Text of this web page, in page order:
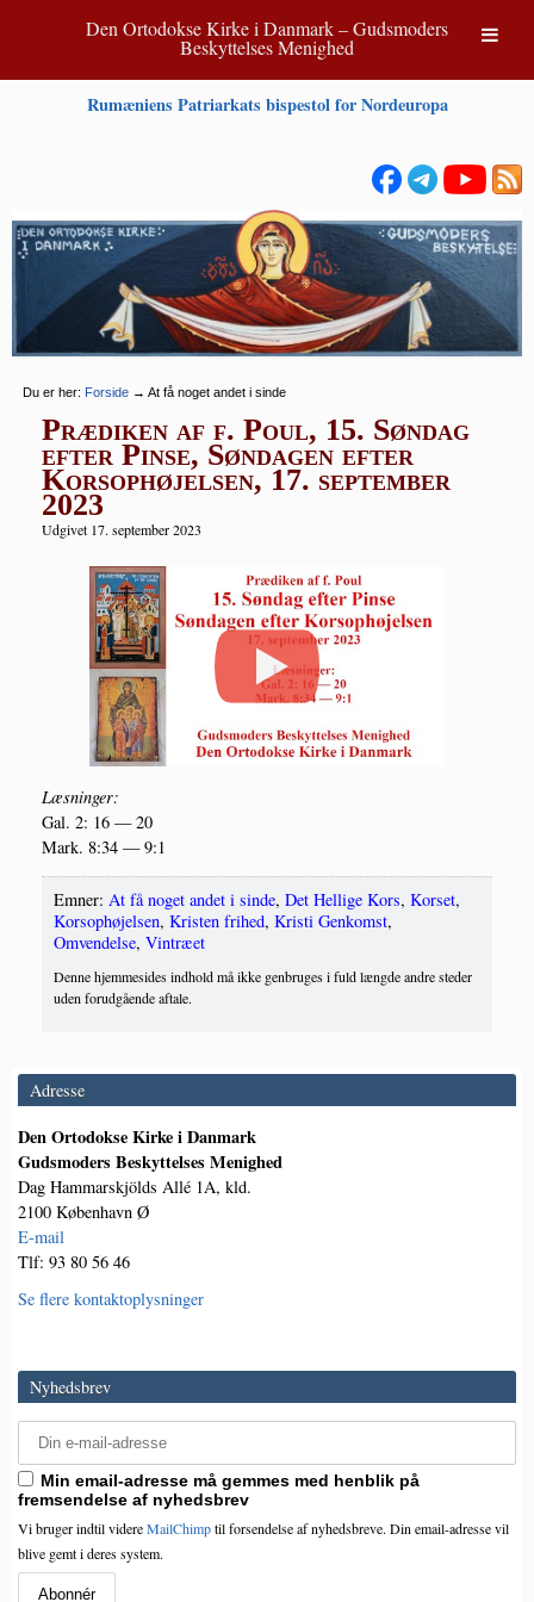
Den Ortodokse Kirke i Danmark – Gudsmoders
Beskyttelses Menighed
Rumæniens Patriarkats bispestol for Nordeuropa
Du er her: Forside → At få noget andet i sinde
Prædiken af f. Poul, 15. Søndag
efter Pinse, Søndagen efter
Korsophøjelsen, 17. september
2023
Udgivet 17. september 2023
Læs­nin­ger:
Gal. 2: 16 — 20
Mark. 8:34 — 9:1
Emner: At få noget andet i sinde, Det Hellige Kors, Korset,
Korsophøjelsen, Kristen frihed, Kristi Genkomst,
Omvendelse, Vintræet
Denne hjemmesides indhold må ikke genbruges i fuld længde andre steder
uden forudgående aftale.
Adresse
Den Ortodokse Kirke i Danmark
Gudsmoders Beskyttelses Menighed
Dag Hammarskjölds Allé 1A, kld.
2100 København Ø
E-mail
Tlf: 93 80 56 46
Se flere kontaktoplysninger
Nyhedsbrev
Min email-adresse må gemmes med henblik på
fremsendelse af nyhedsbrev
Vi bruger indtil videreMailChimptil forsendelse af nyhedsbreve. Din email-adresse vil
blive gemt i deres system.